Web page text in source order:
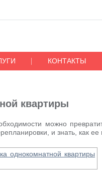
КОНТАКТЫ
квартиры
можно
и знать, как ее